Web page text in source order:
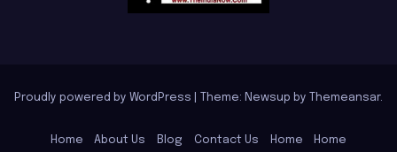
Proudly powered by WordPress Theme: Newsup by Themeansar.
Home About Us Blog Contact Us Home Home